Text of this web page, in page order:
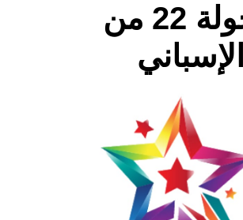
نتائج الجولة 22 من